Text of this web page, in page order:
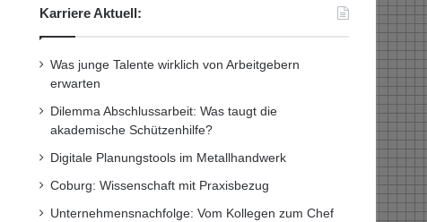
Karriere Aktuell:
Was junge Talente wirklich von Arbeitgebern
erwarten
Dilemma Abschlussarbeit: Was taugt die
akademische Schützenhilfe?
Digitale Planungstools im Metallhandwerk
Coburg: Wissenschaft mit Praxisbezug
Unternehmensnachfolge: Vom Kollegen zum Chef